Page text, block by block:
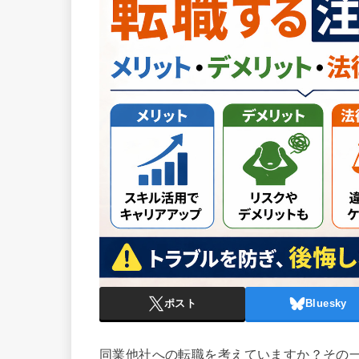
ポスト Bluesky
同業他社への転職を考えていますか？その